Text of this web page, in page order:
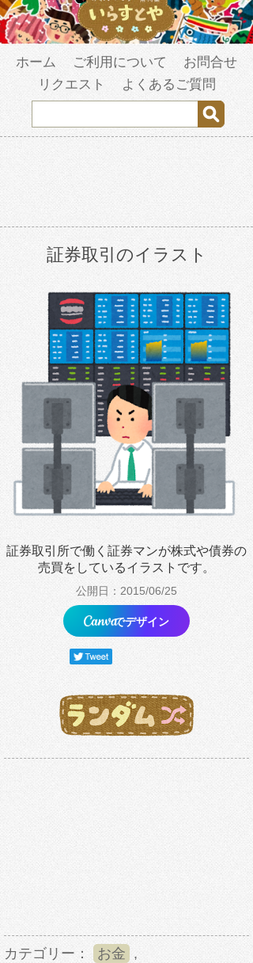
ホーム ご利用について
お問合せ
リクエスト
よくあるご質問
証券取引のイラスト
証券取引所で働く証券マンが株式や債券の
売買をしているイラストです。
公開日：2015/06/25
でデザイン
カテゴリー： お金 ,